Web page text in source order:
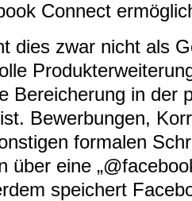
Connect
dies zwar nicht als
Bereicherung in der
Bewerbungen,
formalen
über eine
speichert